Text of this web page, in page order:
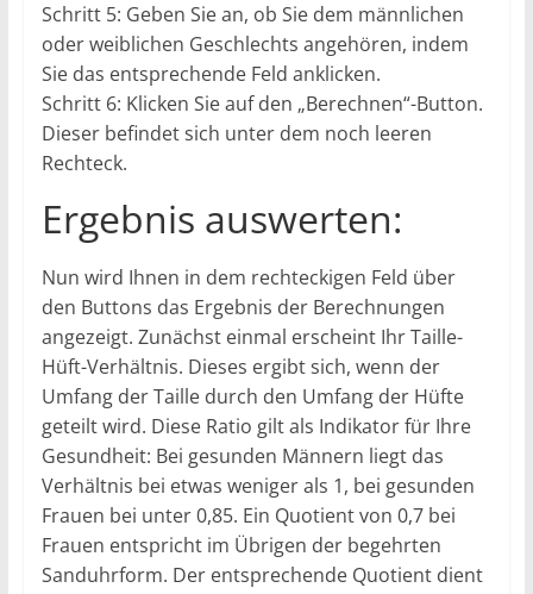
Schritt 5: Geben Sie an, ob Sie dem männlichen
oder weiblichen Geschlechts angehören, indem
Sie das entsprechende Feld anklicken.
Schritt 6: Klicken Sie auf den „Berechnen“-Button.
Dieser befindet sich unter dem noch leeren
Rechteck.
Ergebnis auswerten:
Nun wird Ihnen in dem rechteckigen Feld über
den Buttons das Ergebnis der Berechnungen
angezeigt. Zunächst einmal erscheint Ihr Taille-
Hüft-Verhältnis. Dieses ergibt sich, wenn der
Umfang der Taille durch den Umfang der Hüfte
geteilt wird. Diese Ratio gilt als Indikator für Ihre
Gesundheit: Bei gesunden Männern liegt das
Verhältnis bei etwas weniger als 1, bei gesunden
Frauen bei unter 0,85. Ein Quotient von 0,7 bei
Frauen entspricht im Übrigen der begehrten
Sanduhrform. Der entsprechende Quotient dient